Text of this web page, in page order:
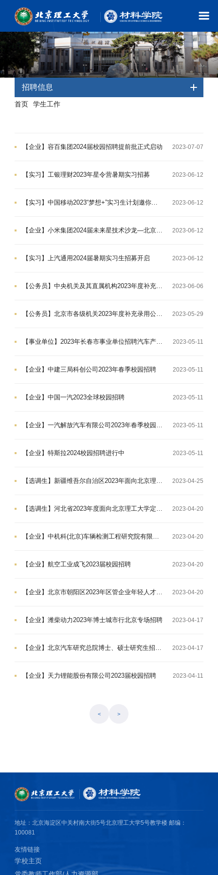
招聘信息
首页 学生工作
2023-07-07
【企业】容百集团2024届校园招聘提前批正式启动
2023-06-12
【实习】工银理财2023年星令营暑期实习招募
2023-06-12
2023-06-12
2023-06-12
【实习】上汽通用2024届暑期实习生招募开启
2023-06-06
2023-05-29
2023-05-11
2023-05-11
【企业】中建三局科创公司2023年春季校园招聘
2023-05-11
【企业】中国一汽2023全球校园招聘
2023-05-11
2023-05-11
【企业】特斯拉2024校园招聘进行中
2023-04-25
2023-04-20
2023-04-20
2023-04-20
【企业】航空工业成飞2023届校园招聘
2023-04-20
2023-04-17
【企业】潍柴动力2023年博士城市行北京专场招聘
2023-04-17
2023-04-11
【企业】天力锂能股份有限公司2023届校园招聘
< >
地址：北京海淀区中关村南大街5号北京理工大学5号教学楼 邮编：
100081
友情链接
学校主页